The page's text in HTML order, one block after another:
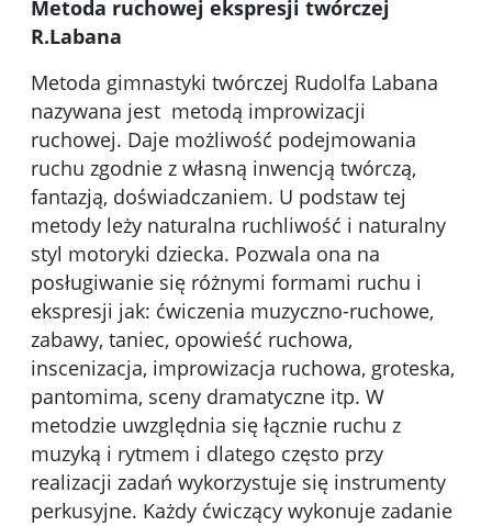
Metoda ruchowej ekspresji twórczej
R.Labana
Metoda gimnastyki twórczej Rudolfa Labana
nazywana jest metodą improwizacji
ruchowej. Daje możliwość podejmowania
ruchu zgodnie z własną inwencją twórczą,
fantazją, doświadczaniem. U podstaw tej
metody leży naturalna ruchliwość i naturalny
styl motoryki dziecka. Pozwala ona na
posługiwanie się różnymi formami ruchu i
ekspresji jak: ćwiczenia muzyczno-ruchowe,
zabawy, taniec, opowieść ruchowa,
inscenizacja, improwizacja ruchowa, groteska,
pantomima, sceny dramatyczne itp. W
metodzie uwzględnia się łącznie ruchu z
muzyką i rytmem i dlatego często przy
realizacji zadań wykorzystuje się instrumenty
perkusyjne. Każdy ćwiczący wykonuje zadanie